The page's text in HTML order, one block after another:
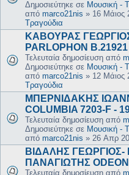
Δημοσιεύτηκε σε Μουσική -
από marco21nis » 16 Μάιος
Τραγούδια
ΚΑΒΟΥΡΑΣ
PARLOPHON
Τελευταία δημοσίευση από
Δημοσιεύτηκε σε Μουσική -
από marco21nis » 12 Μάιος
Τραγούδια
ΜΠΕΡΝΙΔΑΚΗΣ
COLUMBIA 7203-F -
Τελευταία δημοσίευση από
Δημοσιεύτηκε σε Μουσική -
από marco21nis » 26 Απρ
ΒΙΔΑΛΗΣ
ΠΑΝΑΓΙΩΤΗΣ ODEON
Τελευταία δημοσίευση από